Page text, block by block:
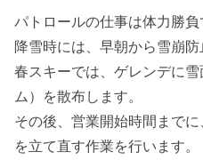
パトロールの仕事は体力勝負
降雪時には、早朝から雪崩防
春スキーでは、ゲレンデに
ム）を散布します。
その後、営業開始時間まで
を立て直す作業を行います。